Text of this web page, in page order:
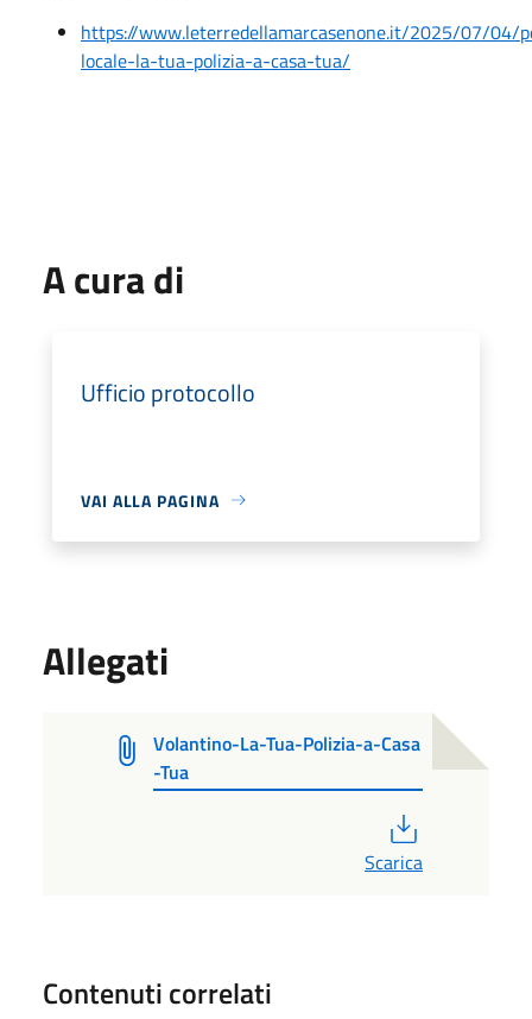
https://www.leterredellamarcasenone.it/2025/07/04/
locale-la-tua-polizia-a-casa-tua/
A cura di
Ufficio protocollo
VAI ALLA PAGINA
Allegati
Volantino-La-Tua-Polizia-a-Casa
-Tua
Scarica
Contenuti correlati